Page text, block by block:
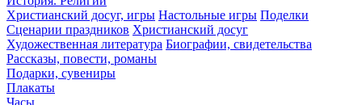
Христианский досуг, игры Настольные игры Поделки
Сценарии праздников Христианский досуг
Художественная литература Биографии, свидетельства
Рассказы, повести, романы
Подарки, сувениры
Плакаты